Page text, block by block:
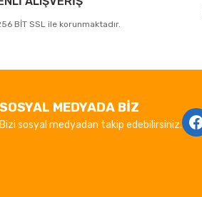
BİT SSL ile korunmaktadır.
SOSYAL MEDYADA BİZ
Bizi sosyal medyadan takip edebilirsiniz.